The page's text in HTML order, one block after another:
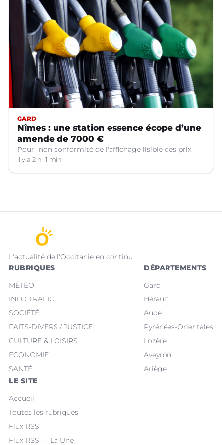
GARD
Nîmes : une station essence écope d’une
amende de 7000 €
Pour "non conformité de l'affichage lisible des prix".
il y a 2 h 1 min
L'actualité de l'Occitanie en continu
RUBRIQUES
MÉTÉO
INFO TRAFIC
SOCIÉTÉ
FAITS-DIVERS / JUSTICE
CULTURE & LOISIRS
ECONOMIE
SANTÉ
DÉPARTEMENTS
Gard
Hérault
Aude
Pyrénées-Orientales
Lozère
Aveyron
Ariège
LE SITE
Accueil
Toutes les rubriques
Flux RSS
Flux RSS — La Une